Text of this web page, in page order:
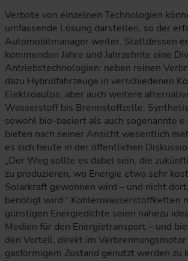
Verbote von einzelnen Technologien
umfassende Lösung darstellen, so der
Automobilmanager weiter. Stattdessen
kommenden Jahre und Jahrzehnte eine
Antriebstechnologien: neben reinen
dazu Hybridfahrzeuge in verschiedenen
Elektroautos, aber auch weitere
Wasserstoff bis Brennstoffzelle.
sowohl bio-basiert als auch sogenannte
bieten nach seiner Ansicht wesentlich
es sich heute in der öffentlichen
„Der Weg sollte es dabei sein, die
zu produzieren, wo Energie etwa sehr
Solarkraft gewonnen wird – und nicht
benötigt wird.“ Kohlenwasserstoffketten
günstigen Energiedichte seien nahezu
Medien für den Energietransport – und
den Vorteil, direkt im
gasförmigem Zustand genutzt werden zu